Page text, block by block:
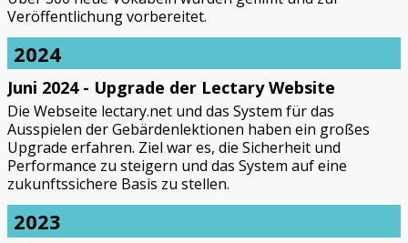
Veröffentlichung vorbereitet.
2024
Juni 2024 - Upgrade der Lectary Website
Die Webseite lectary.net und das System für das
Ausspielen der Gebärdenlektionen haben ein großes
Upgrade erfahren. Ziel war es, die Sicherheit und
Performance zu steigern und das System auf eine
zukunftssichere Basis zu stellen.
2023